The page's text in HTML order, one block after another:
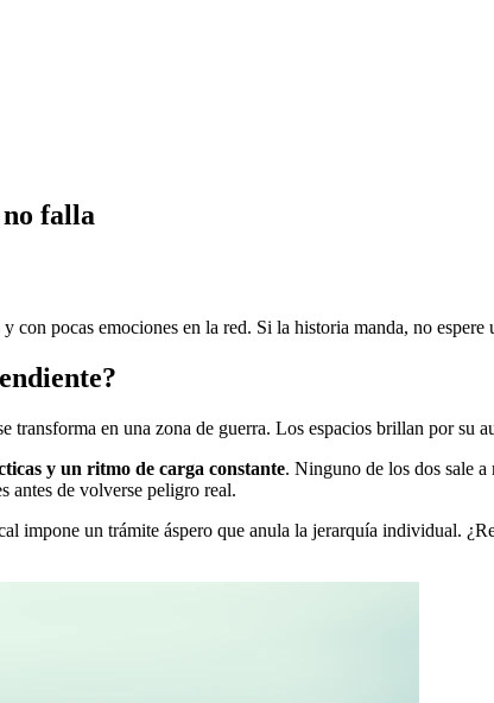
falla
con pocas emociones en la red. Si la historia manda, no
en una zona de guerra. Los espacios brillan por su
y un ritmo de carga constante. Ninguno de los dos sale a
antes de volverse peligro real.
impone un trámite áspero que anula la jerarquía individual.